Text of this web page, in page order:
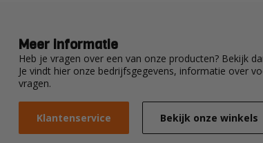
Meer informatie
Heb je vragen over een van onze producten? Bekijk
Je vindt hier onze bedrijfsgegevens, informatie over
vragen.
Klantenservice Bekijk onze winkels